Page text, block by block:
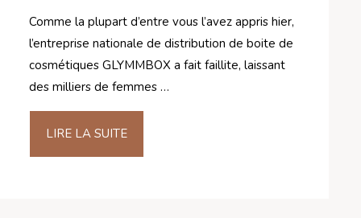
Comme la plupart d’entre vous l’avez appris hier,
l’entreprise nationale de distribution de boite de
cosmétiques GLYMMBOX a fait faillite, laissant
des milliers de femmes …
LIRE LA SUITE